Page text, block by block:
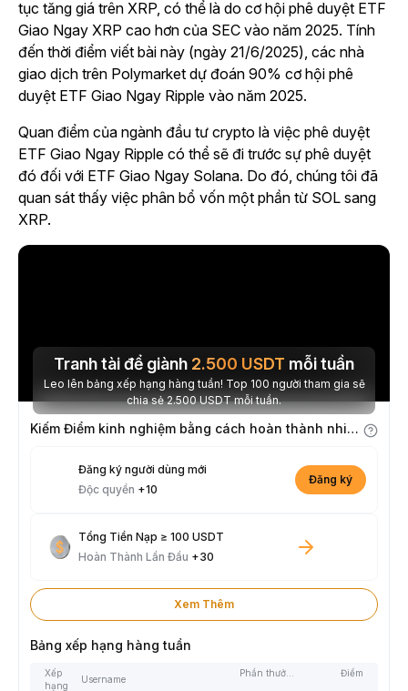
tục tăng giá trên XRP, có thể là do cơ hội phê duyệt ETF
Giao Ngay XRP cao hơn của SEC vào năm 2025. Tính
đến thời điểm viết bài này (ngày 21/6/2025), các nhà
giao dịch trên Polymarket dự đoán 90% cơ hội phê
duyệt ETF Giao Ngay Ripple vào năm 2025.
Quan điểm của ngành đầu tư crypto là việc phê duyệt
ETF Giao Ngay Ripple có thể sẽ đi trước sự phê duyệt
đó đối với ETF Giao Ngay Solana. Do đó, chúng tôi đã
quan sát thấy việc phân bổ vốn một phần từ SOL sang
XRP.
Tranh tài để giành 2.500 USDT mỗi tuần
Leo lên bảng xếp hạng hàng tuần! Top 100 người tham gia sẽ
chia sẻ 2.500 USDT mỗi tuần.
Kiếm Điểm kinh nghiệm bằng cách hoàn thành nhiệm vụ
Đăng ký người dùng mới
Độc quyền +10
Đăng ký
Tổng Tiền Nạp ≥ 100 USDT
Hoàn Thành Lần Đầu +30
Xem Thêm
Bảng xếp hạng hàng tuần
Xếp
hạng
Username
Điểm